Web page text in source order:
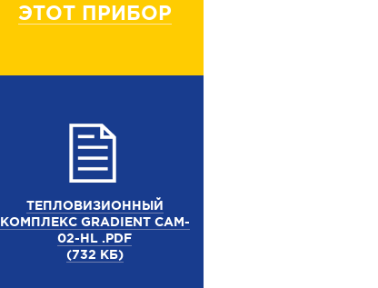
ЭТОТ ПРИБОР
ТЕПЛОВИЗИОННЫЙ
КОМПЛЕКС GRADIENT CAM-
02-HL .PDF
(732 КБ)